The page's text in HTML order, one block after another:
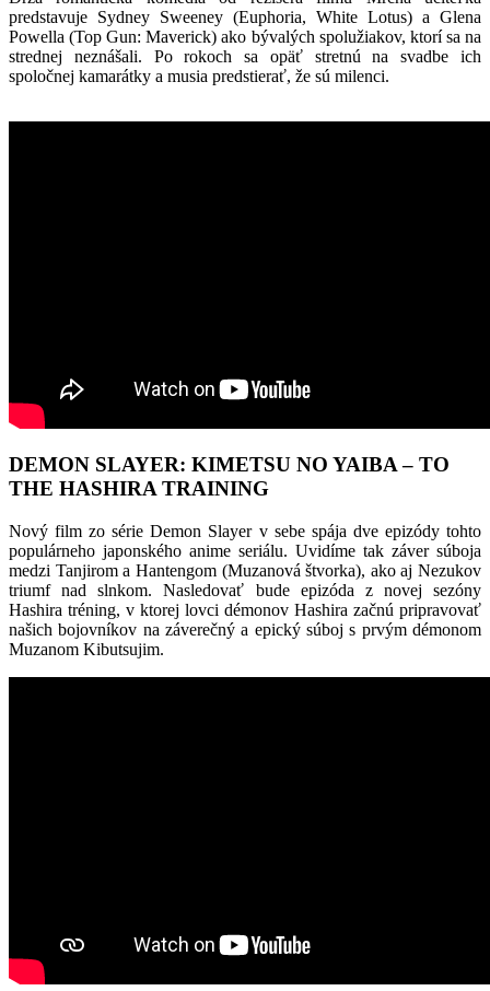
predstavuje Sydney Sweeney (Euphoria, White Lotus) a Glena
Powella (Top Gun: Maverick) ako bývalých spolužiakov, ktorí sa na
strednej neznášali. Po rokoch sa opäť stretnú na svadbe ich
spoločnej kamarátky a musia predstierať, že sú milenci.
DEMON SLAYER: KIMETSU NO YAIBA – TO
THE HASHIRA TRAINING
Nový film zo série Demon Slayer v sebe spája dve epizódy tohto
populárneho japonského anime seriálu. Uvidíme tak záver súboja
medzi Tanjirom a Hantengom (Muzanová štvorka), ako aj Nezukov
triumf nad slnkom. Nasledovať bude epizóda z novej sezóny
Hashira tréning, v ktorej lovci démonov Hashira začnú pripravovať
našich bojovníkov na záverečný a epický súboj s prvým démonom
Muzanom Kibutsujim.